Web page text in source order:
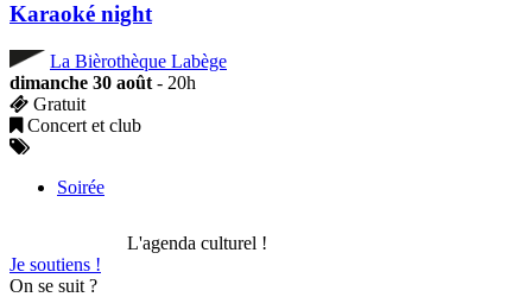
Karaoké night
La Bièrothèque Labège
dimanche 30 août - 20h
Gratuit
Concert et club
Soirée
L'agenda culturel !
Je soutiens !
On se suit ?